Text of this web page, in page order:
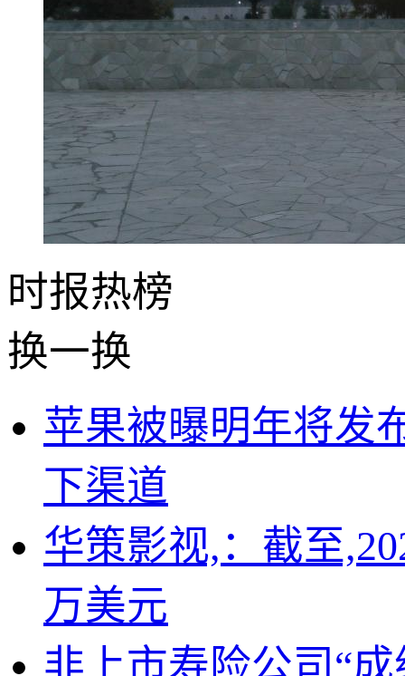
时报热榜
换一换
苹果被曝明年将发
下渠道
华策影视,：截至
万美元
非上市寿险公司“